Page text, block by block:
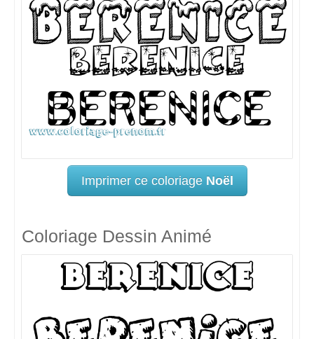
Imprimer ce coloriage Noël
Coloriage Dessin Animé